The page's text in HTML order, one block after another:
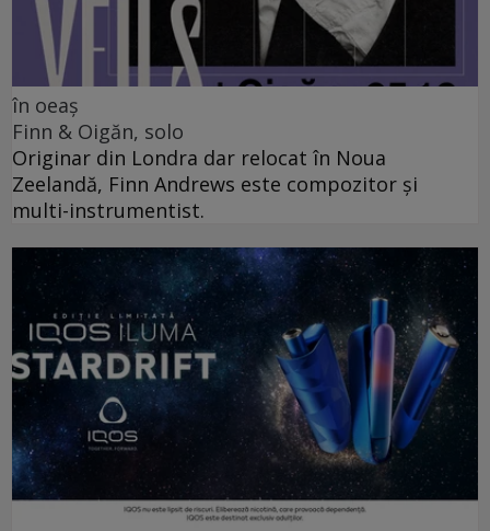
în oeaș
Finn & Oigăn, solo
Originar din Londra dar relocat în Noua
Zeelandă, Finn Andrews este compozitor și
multi-instrumentist.